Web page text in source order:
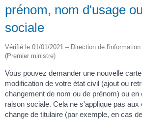
prénom, nom d'usage
sociale
Vérifié le 01/01/2021 – Direction de
(Premier ministre)
Vous pouvez demander une nouvelle
modification de votre état civil (ajout ou
changement de nom ou de prénom) ou
raison sociale. Cela ne s'applique pas
change de titulaire (par exemple, en cas